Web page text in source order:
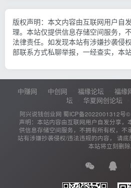
版权声明：本文内容由互联网用户自
理。本站仅提供信息存储空间服务，
法律责任。如发现本站有涉嫌抄袭侵
部联系方式私聊举报，一经查实，本
中赚网 中创网 福缘论坛 福缘
坛
华夏网创论坛
阿兴说钱创业网 蜀ICP备2022001312号©
声明：本站内容由互联网用户自发分享，
供信息存储空间服务，不拥有所有权，不
站有涉嫌抄袭侵权/违法违规的内容， 请底
本站将立刻删除